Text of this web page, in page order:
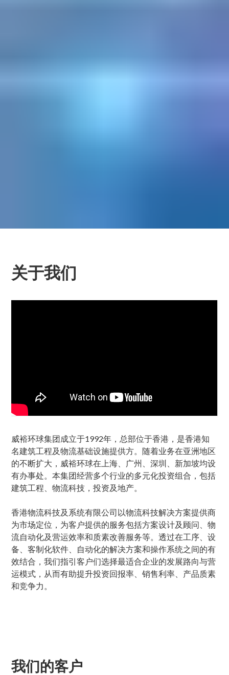
关于我们
威裕环球集团成立于1992年，总部位于香港，是香港知
名建筑工程及物流基础设施提供方。随着业务在亚洲地区
的不断扩大，威裕环球在上海、广州、深圳、新加坡均设
有办事处。本集团经营多个行业的多元化投资组合，包括
建筑工程、物流科技，投资及地产。
香港物流科技及系统有限公司以物流科技解决方案提供商
为市场定位，为客户提供的服务包括方案设计及顾问、物
流自动化及营运效率和质素改善服务等。透过在工序、设
备、客制化软件、自动化的解决方案和操作系统之间的有
效结合，我们指引客户们选择最适合企业的发展路向与营
运模式，从而有助提升投资回报率、销售利率、产品质素
和竞争力。
我们的客户